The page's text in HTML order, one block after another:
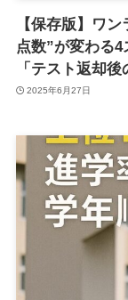
【保存版】ワ
点数”が変わる4
「テスト返却
2025年6月27日